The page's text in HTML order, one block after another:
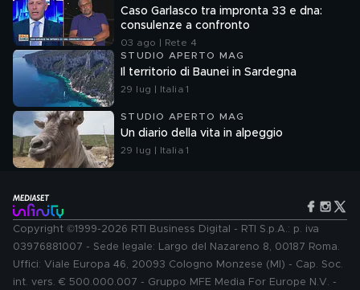
Caso Garlasco tra impronta 33 e dna:
consulenze a confronto
03 ago | Rete 4
STUDIO APERTO MAG
Il territorio di Baunei in Sardegna
29 lug | Italia 1
STUDIO APERTO MAG
Un diario della vita in alpeggio
29 lug | Italia 1
Copyright ©1999-2026 RTI Business Digital - RTI S.p.A.: p. iva
03976881007 - Sede legale: Largo del Nazareno 8, 00187 Roma.
Uffici: Viale Europa 46, 20093 Cologno Monzese (MI) - Cap. Soc.
int. vers. € 500.000.007 - Gruppo MFE Media For Europe N.V. -